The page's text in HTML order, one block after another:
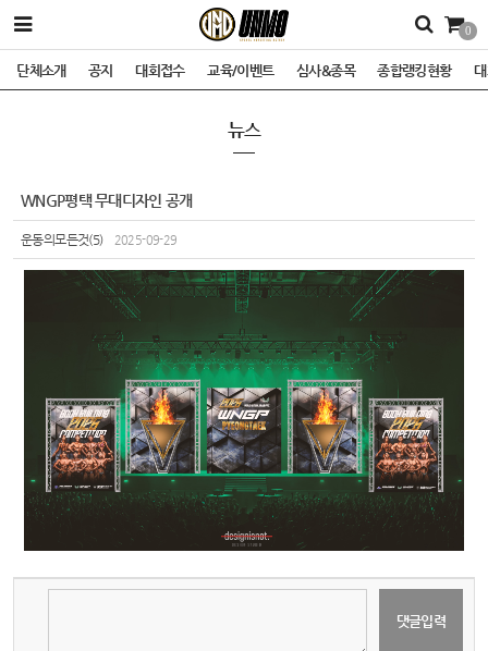
0
단체소개 공지 대회접수 교육/이벤트 심사&종목 종합랭킹현황
뉴스
WNGP평택 무대디자인 공개
운동의모든것(5) 2025-09-29